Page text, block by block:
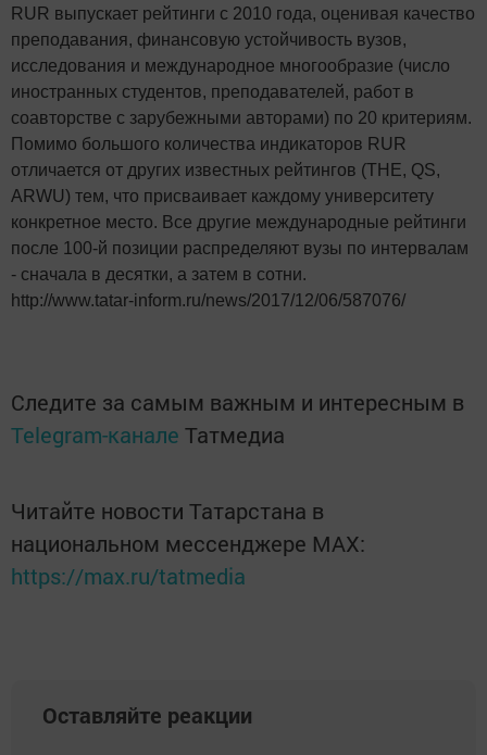
RUR выпускает рейтинги с 2010 года, оценивая качество
преподавания, финансовую устойчивость вузов,
исследования и международное многообразие (число
иностранных студентов, преподавателей, работ в
соавторстве с зарубежными авторами) по 20 критериям.
Помимо большого количества индикаторов RUR
отличается от других известных рейтингов (THE, QS,
ARWU) тем, что присваивает каждому университету
конкретное место. Все другие международные рейтинги
после 100-й позиции распределяют вузы по интервалам
- сначала в десятки, а затем в сотни.
http://www.tatar-inform.ru/news/2017/12/06/587076/
Следите за самым важным и интересным в
Telegram-канале Татмедиа
Читайте новости Татарстана в
национальном мессенджере MАХ:
https://max.ru/tatmedia
Оставляйте реакции